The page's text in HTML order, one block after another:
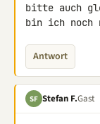
bitte auch
bin ich noch
Antwort
SF Stefan F.Gast